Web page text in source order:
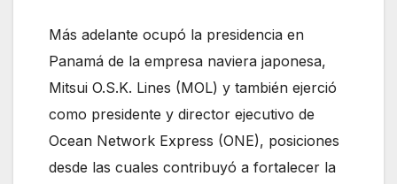
Más adelante ocupó la presidencia en
Panamá de la empresa naviera japonesa,
Mitsui O.S.K. Lines (MOL) y también ejerció
como presidente y director ejecutivo de
Ocean Network Express (ONE), posiciones
desde las cuales contribuyó a fortalecer la